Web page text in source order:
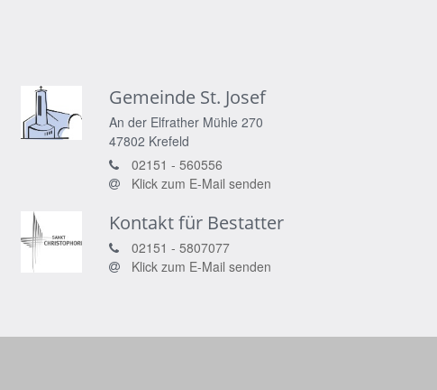
Gemeinde St. Josef
An der Elfrather Mühle 270
47802 Krefeld
02151 - 560556
Klick zum E-Mail senden
Kontakt für Bestatter
02151 - 5807077
Klick zum E-Mail senden